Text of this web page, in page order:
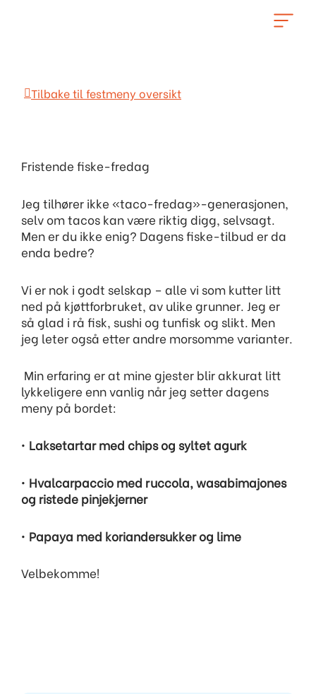
Tilbake til festmeny oversikt
Fristende fiske-fredag
Jeg tilhører ikke «taco-fredag»-generasjonen,
selv om tacos kan være riktig digg, selvsagt.
Men er du ikke enig? Dagens fiske-tilbud er da
enda bedre?
Vi er nok i godt selskap – alle vi som kutter litt
ned på kjøttforbruket, av ulike grunner. Jeg er
så glad i rå fisk, sushi og tunfisk og slikt. Men
jeg leter også etter andre morsomme varianter.
Min erfaring er at mine gjester blir akkurat litt
lykkeligere enn vanlig når jeg setter dagens
meny på bordet:
• Laksetartar med chips og syltet agurk
• Hvalcarpaccio med ruccola, wasabimajones
og ristede pinjekjerner
• Papaya med koriandersukker og lime
Velbekomme!